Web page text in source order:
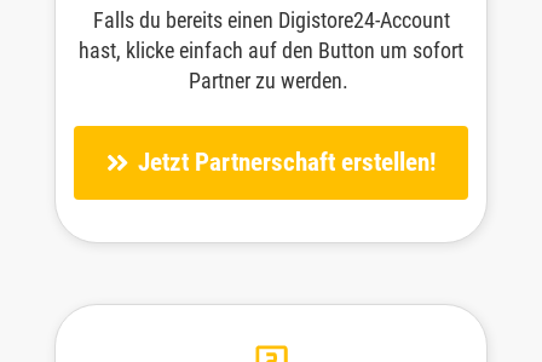
Falls du bereits einen Digistore24-Account
hast, klicke einfach auf den Button um sofort
Partner zu werden.
Jetzt Partnerschaft erstellen!